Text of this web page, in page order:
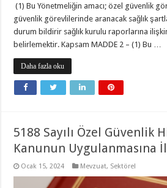
(1) Bu Yönetmeliğin amacı; özel güvenlik
güvenlik görevlilerinde aranacak sağlık
durum bildirir sağlık kurulu raporlarına
belirlemektir. Kapsam MADDE 2 – (1) Bu …
Daha fazla oku
5188 Sayılı Özel Güvenlik
Kanunun Uygulanmasına
Ocak 15, 2024 Mevzuat, Sektörel